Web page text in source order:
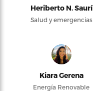
Heriberto N. Saurí
Salud y emergencias
Kiara Gerena
Energía Renovable